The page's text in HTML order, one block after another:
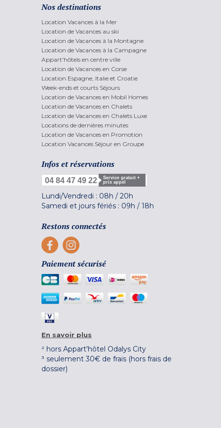
Nos destinations
Location Vacances à la Mer
Location de Vacances au ski
Location de Vacances à la Montagne
Location de Vacances à la Campagne
Appart'hôtels en centre ville
Location de Vacances en Corse
Location Espagne, Italie et Croatie
Week-ends et courts Séjours
Location de Vacances en Mobil Homes
Location de Vacances en Chalets
Location de Vacances en Chalets Luxe
Locations de dernières minutes
Location de Vacances en Promotion
Location Vacances Séjour en Groupe
Infos et réservations
04 84 47 49 22
Service gratuit +
prix appel
Lundi/Vendredi : 08h / 20h
Samedi et jours fériés : 09h / 18h
Restons connectés
Paiement sécurisé
En savoir plus
² hors Appart'hôtel Odalys City
³ seulement 30€ de frais (hors frais de
dossier)